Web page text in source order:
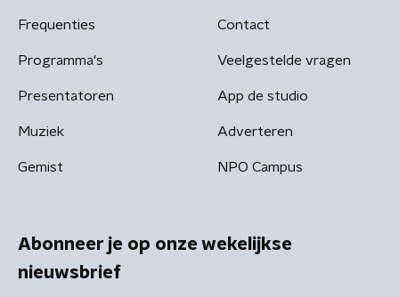
Frequenties
Programma's
Presentatoren
Muziek
Gemist
Contact
Veelgestelde vragen
App de studio
Adverteren
NPO Campus
Abonneer je op onze wekelijkse
nieuwsbrief